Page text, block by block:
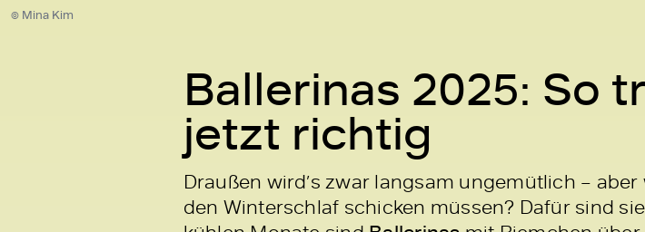
© Mina Kim
Ballerinas 2025: So
jetzt richtig
Draußen wird’s zwar langsam ungemütlich –
den Winterschlaf schicken müssen? Dafür sind